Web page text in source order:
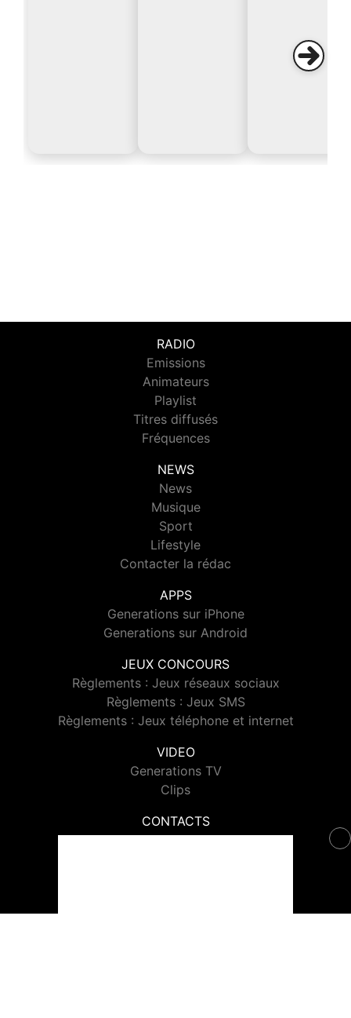
RADIO
Emissions
Animateurs
Playlist
Titres diffusés
Fréquences
NEWS
News
Musique
Sport
Lifestyle
Contacter la rédac
APPS
Generations sur iPhone
Generations sur Android
JEUX CONCOURS
Règlements : Jeux réseaux sociaux
Règlements : Jeux SMS
Règlements : Jeux téléphone et internet
VIDEO
Generations TV
Clips
CONTACTS
Contacter Generations